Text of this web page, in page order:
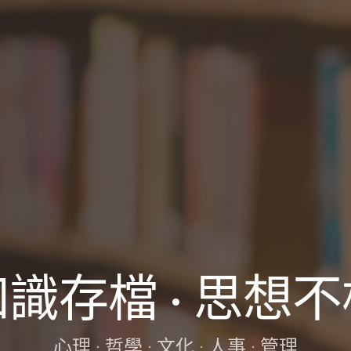
存檔 · 思想
心理 · 哲學 · 文化 · 人事 · 管理